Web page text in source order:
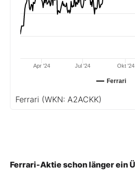
Ferrari
Jul '24
Apr '24 Okt '24
Ferrari (WKN: A2ACKK)
Ferrari-Aktie schon länger ein